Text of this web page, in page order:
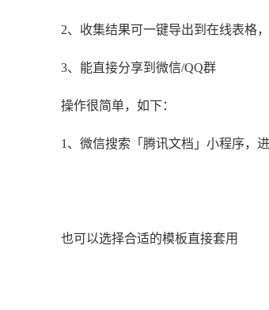
2、收集结果可一键导出到在线表格
3、能直接分享到微信/QQ群
操作很简单，如下：
1、微信搜索「腾讯文档」小程序，
也可以选择合适的模板直接套用